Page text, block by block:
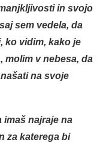
in svojo
sem vedela, da
ko vidim, kako je
molim v nebesa, da
na svoje
imaš najraje na
za katerega bi